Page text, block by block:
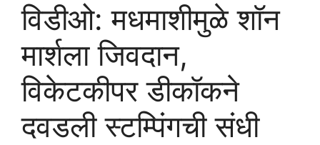
विडीओ: मधमाशीमुळे शॉन
मार्शला जिवदान,
विकेटकीपर डीकॉकने
दवडली स्टम्पिंगची संधी